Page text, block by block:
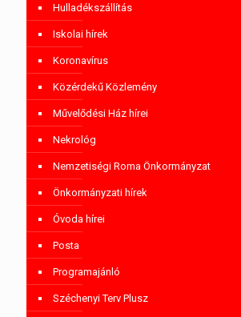
Hulladékszállítás
Iskolai hírek
Koronavírus
Közérdekű Közlemény
Művelődési Ház hírei
Nekrológ
Nemzetiségi Roma Önkormányzat
Önkormányzati hírek
Óvoda hírei
Posta
Programajánló
Széchenyi Terv Plusz